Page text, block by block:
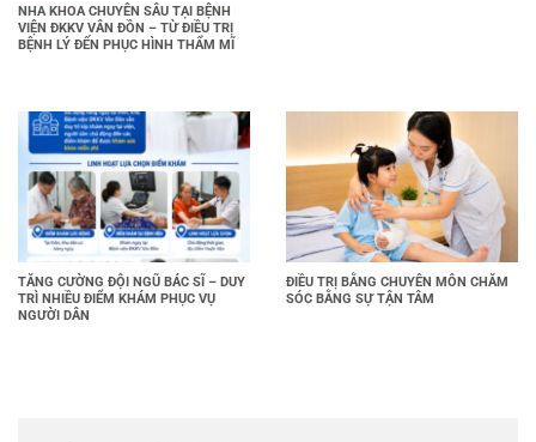
NHA KHOA CHUYÊN SÂU TẠI BỆNH
VIỆN ĐKKV VÂN ĐỒN – TỪ ĐIỀU TRỊ
BỆNH LÝ ĐẾN PHỤC HÌNH THẨM MĨ
TĂNG CƯỜNG ĐỘI NGŨ BÁC SĨ – DUY
TRÌ NHIỀU ĐIỂM KHÁM PHỤC VỤ
NGƯỜI DÂN
ĐIỀU TRỊ BẰNG CHUYÊN MÔN CHĂM
SÓC BẰNG SỰ TẬN TÂM